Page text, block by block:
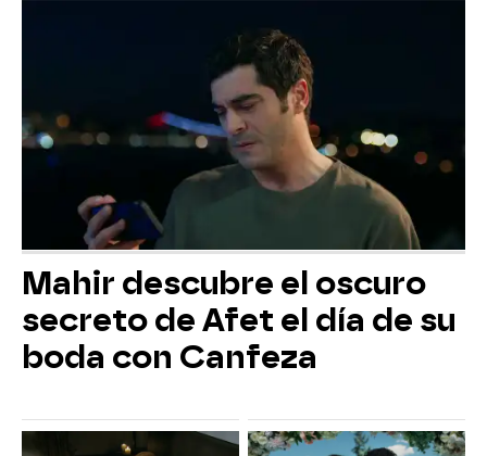
Mahir descubre el oscuro
secreto de Afet el día de su
boda con Canfeza